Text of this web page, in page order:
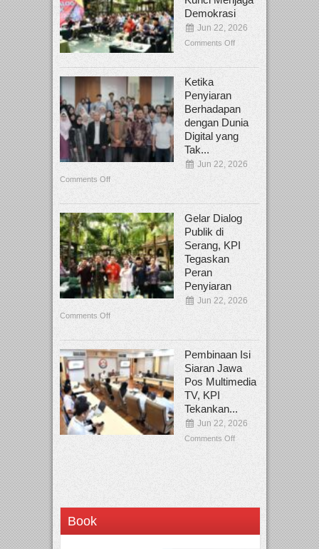
Demokrasi
Jun 22, 2026
Comments Off
Ketika
Penyiaran
Berhadapan
dengan Dunia
Digital yang
Tak...
Jun 22, 2026
Comments Off
Gelar Dialog
Publik di
Serang, KPI
Tegaskan
Peran
Penyiaran
Jun 22, 2026
Comments Off
Pembinaan Isi
Siaran Jawa
Pos Multimedia
TV, KPI
Tekankan...
Jun 22, 2026
Comments Off
Book